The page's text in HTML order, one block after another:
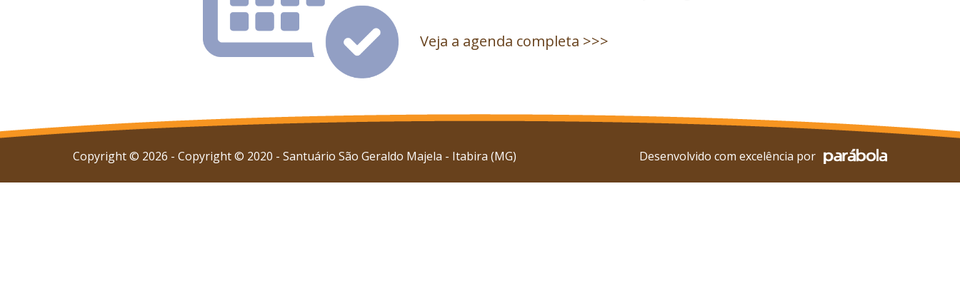
Veja a agenda completa >>>
Copyright © 2026 - Copyright © 2020 - Santuário São Geraldo Majela - Itabira (MG) Desenvolvido com excelência por